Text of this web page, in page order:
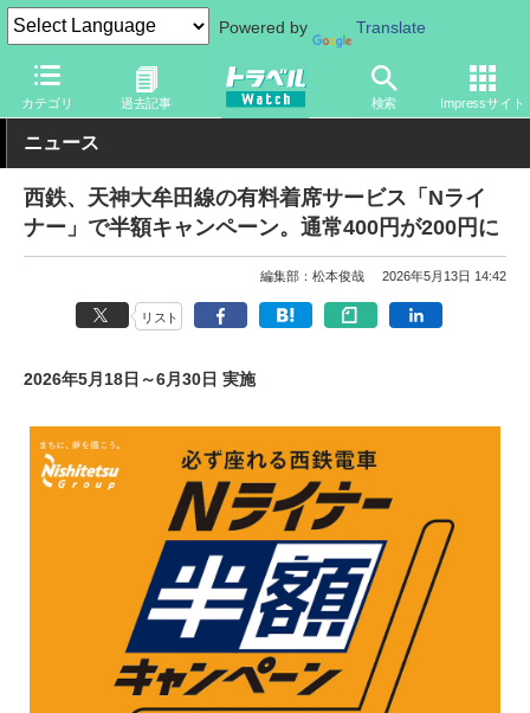
Powered by Translate
カテゴリ 過去記事 検索 Impressサイト
トラベル Watch 旅の方法 お得なきっぷ
ニュース
西鉄、天神大牟田線の有料着席サービス「Nライ
ナー」で半額キャンペーン。通常400円が200円に
編集部：松本俊哉 2026年5月13日 14:42
リスト
2026年5月18日～6月30日 実施